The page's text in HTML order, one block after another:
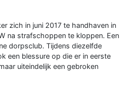
zich in juni 2017 te handhaven in
na strafschoppen te kloppen. Een
dorpsclub. Tijdens diezelfde
een blessure op die er in eerste
uiteindelijk een gebroken